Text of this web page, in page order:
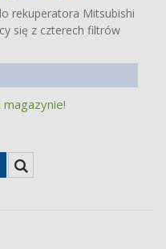
rekuperatora Mitsubishi
się z czterech filtrów